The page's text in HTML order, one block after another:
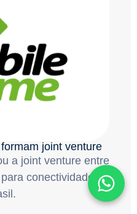
joint venture
a joint venture entre
conectividade